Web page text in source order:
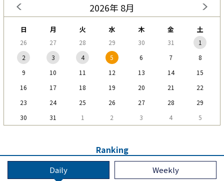
2026年 8月
日 月 火 水 木 金 土
26 27 28 29 30 31
1
2
3 4 5 6 7
8
9
10 11 12 13 14
15
16
17 18 19 20 21
22
23
24 25 26 27 28
29
30
31 1 2 3 4 5
Ranking
Daily Weekly